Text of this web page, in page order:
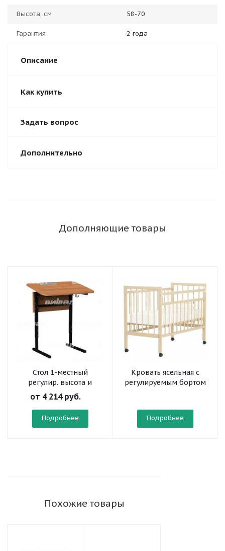
Высота, см 58-70
Гарантия 2 года
Описание
Как купить
Задать вопрос
Дополнительно
Дополняющие товары
Стол 1-местный
регулир. высота и
наклон столешницы 0-
10° на прямоугольной
трубе
от 4 214 руб.
Подробнее
Кровать ясельная с
регулируемым бортом
Подробнее
Похожие товары